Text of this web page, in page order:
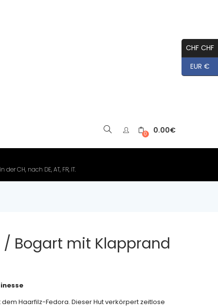
0 0.00€
CH, nach DE, AT, FR, IT.
/ Bogart mit Klapprand
Haarfilz-Fedora. Dieser Hut verkörpert zeitlose
CHF CHF
EUR €